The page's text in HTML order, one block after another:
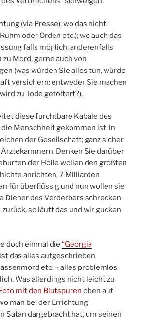
(via Presse); wo das nicht
oder Orden etc.); wo auch das
falls möglich, anderenfalls
zu Mord, gerne auch von
(was würden Sie alles tun, würde
versichern: entweder Sie machen
zu Tode gefoltert?).
diese furchtbare Kabale des
die Menschheit gekommen ist, in
der Gesellschaft; ganz sicher
Denken Sie darüber
der Hölle wollen den größten
anrichten, 7 Milliarden
für überflüssig und nun wollen sie
Diener des Verderbers schrecken
so läuft das und wir gucken
doch einmal die “Georgia
ist das alles aufgeschrieben
etc. – alles problemlos
Was allerdings nicht leicht zu
mit den Blutspuren oben auf
man bei der Errichtung
Satan dargebracht hat, um seinen